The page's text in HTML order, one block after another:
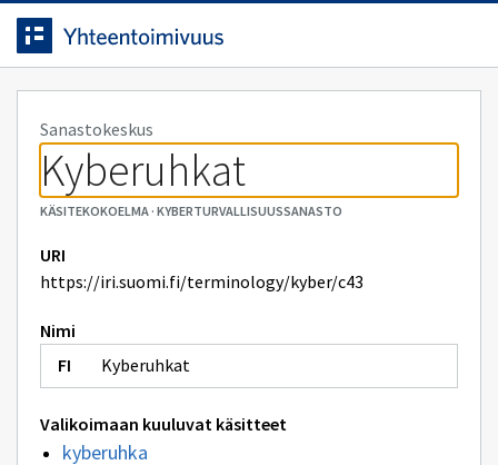
Siirrytty
sivulle
Siirry suoraan sisältöön.
Sanastokeskus
Kyberuhkat
KÄSITEKOKOELMA· KYBERTURVALLISUUSSANASTO
URI
https://iri.suomi.fi/terminology/kyber/c43
Nimi
Kyberuhkat
Valikoimaan kuuluvat käsitteet
kyberuhka